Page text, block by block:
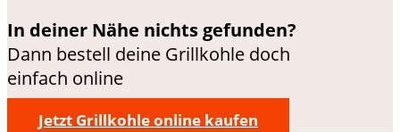
In deiner Nähe nichts gefunden?
Dann bestell deine Grillkohle doch
einfach online
Jetzt Grillkohle online kaufen